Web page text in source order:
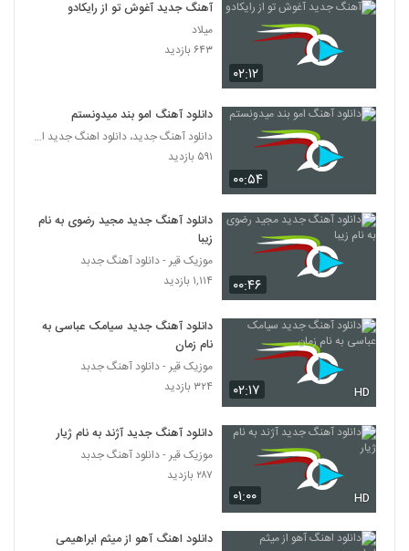
آهنگ مثل تو از مرتضی اشرفی(پاپ)
210
آهنگ عطر تو از شاهین انجم(پاپ)
دانلود آهنگ بمون باهام از ولیشا
۱۹۴ بازدید
مهیار رضایی آهنگ دل بکن
213
دانلود آهنگ ببخش عزیزم از علی نیکوکار
214
دانلود آهنگ فرق میکنی از باربد بحرانی
۲۰۳ بازدید
آهنگ ببخشید از معین رضازاده(پاپ)
216
دانلود آهنگ حواس پرتی از بهمن احمدی
۲۲۱ بازدید
۰۲:۱۲
آهنگ جدید آغوش تو از رایکادو
میلاد
۶۴۳ بازدید
۰۰:۵۴
دانلود آهنگ امو بند میدونستم
دانلود آهنگ جدید، دانلود اهنگ جدید ایرانی
۵۹۱ بازدید
۰۰:۴۶
دانلود آهنگ جدید مجید رضوی به نام
زیبا
موزیک قیر - دانلود آهنگ جدبد
۱,۱۱۴ بازدید
۰۲:۱۷ HD
دانلود آهنگ جدید سیامک عباسی به
نام زمان
موزیک قیر - دانلود آهنگ جدبد
۳۲۴ بازدید
۰۱:۰۰ HD
دانلود آهنگ جدید آژند به نام ژیار
موزیک قیر - دانلود آهنگ جدبد
۲۸۷ بازدید
دانلود اهنگ آهو از میثم ابراهیمی